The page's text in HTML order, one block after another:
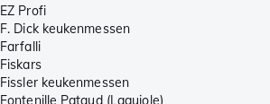
EZ Profi
F. Dick keukenmessen
Farfalli
Fiskars
Fissler keukenmessen
Fontenille Pataud (Laguiole)